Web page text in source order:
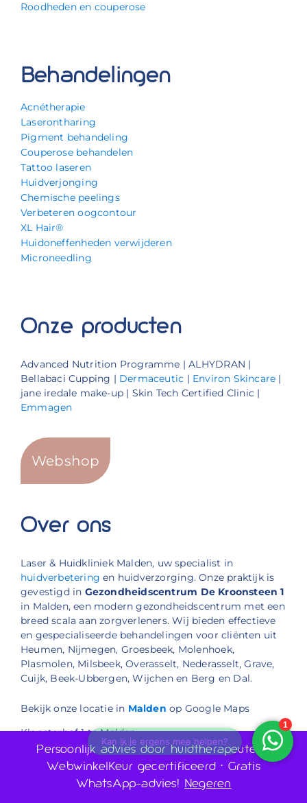
Roodheden en couperose
Behandelingen
Acnétherapie
Laserontharing
Pigment behandeling
Couperose behandelen
Tattoo laseren
Huidverjonging
Chemische peelings
Verbeteren oogcontour
XL Hair®
Huidoneffenheden verwijderen
Microneedling
Onze producten
Advanced Nutrition Programme | ALHYDRAN |
Bellabaci Cupping | Dermaceutic | Environ Skincare |
jane iredale make-up | Skin Tech Certified Clinic |
Emmagen
Webshop
Over ons
Laser & Huidkliniek Malden, uw specialist in
huidverbetering en huidverzorging. Onze praktijk is
gevestigd in Gezondheidscentrum De Kroonsteen 1
in Malden, een modern gezondheidscentrum met een
breed scala aan zorgverleners. Wij bieden effectieve
en gespecialiseerde behandelingen voor cliënten uit
Heumen, Nijmegen, Groesbeek, Molenhoek,
Plasmolen, Milsbeek, Overasselt, Nederasselt, Grave,
Cuijk, Beek-Ubbergen, Wijchen en Berg en Dal.
Bekijk onze locatie in Malden op Google Maps
Kloosterhof 1 te Malden
Telefoon: 024 30 30 880
E-mail: info@laserenhuidkliniekmalden.nl
Persoonlijk advies door huidtherapeuten •
WebwinkelKeur gecertificeerd • Gratis
WhatsApp-advies!Negeren